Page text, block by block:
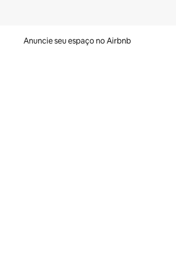
Anuncie seu espaço no Airbnb
na tela.